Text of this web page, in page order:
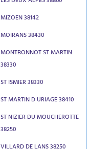
MIZOEN 38142
MOIRANS 38430
MONTBONNOT ST MARTIN
38330
ST ISMIER 38330
ST MARTIN D URIAGE 38410
ST NIZIER DU MOUCHEROTTE
38250